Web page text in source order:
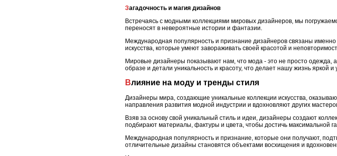
Загадочность и магия дизайнов
Встречаясь с модными коллекциями мировых дизайнеров, мы
переносят в невероятные истории и фантазии.
Международная популярность и признание дизайнеров связаны
искусства, которые умеют завораживать своей красотой и
Мировые дизайнеры показывают нам, что мода - это не просто одежда,
образе и детали уникальность и красоту, что делает нашу жизнь яркой и
Влияние на моду и тренды стиля
Дизайнеры мира, создающие уникальные коллекции искусства,
направления развития модной индустрии и вдохновляют других
Взяв за основу свой уникальный стиль и идеи, дизайнеры создают
подбирают материалы, фактуры и цвета, чтобы достичь максимальной
Международная популярность и признание, которые они получают,
отличительные дизайны становятся объектами восхищения и